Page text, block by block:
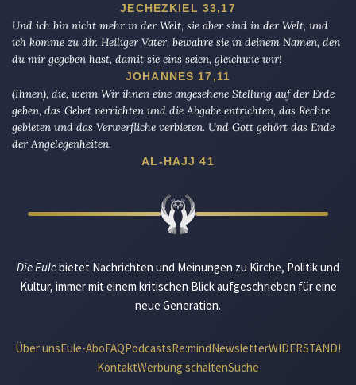
JECHEZKIEL 33,17
Und ich bin nicht mehr in der Welt, sie aber sind in der Welt, und
ich komme zu dir. Heiliger Vater, bewahre sie in deinem Namen, den
du mir gegeben hast, damit sie eins seien, gleichwie wir!
JOHANNES 17,11
(Ihnen), die, wenn Wir ihnen eine angesehene Stellung auf der Erde
geben, das Gebet verrichten und die Abgabe entrichten, das Rechte
gebieten und das Verwerfliche verbieten. Und Gott gehört das Ende
der Angelegenheiten.
AL-HAJJ 41
Die Eulebietet Nachrichten und Meinungen zu Kirche, Politik und
Kultur, immer mit einem kritischen Blick aufgeschrieben für eine
neue Generation.
Über unsEule-AboFAQPodcastsRe:mindNewsletterWIDERSTAND!
KontaktWerbung schaltenSuche